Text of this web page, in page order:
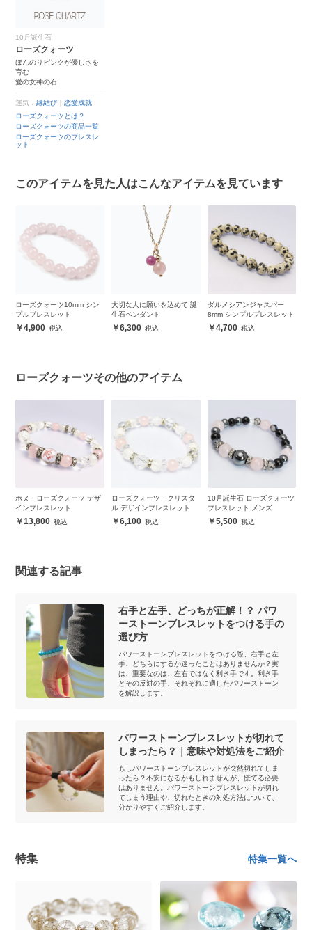
10月誕生石
ローズクォーツ
ほんのりピンクが優しさを
育む
愛の女神の石
運気：縁結び ｜恋愛成就
ローズクォーツとは？
ローズクォーツの商品一覧
ローズクォーツのブレスレ
ット
このアイテムを見た人はこんなアイテムを見ています
ォーツ10mm シン
スレット
大切な人に願いを込めて 誕
生石ペンダント
ダルメシアンジャスパー
8mm シンプルブレスレット
ピンクオパー
プルブレスレ
ローズクォーツその他のアイテム
ヌ・ローズクォーツ デザ
ンブレスレット
13,800
ローズクォーツ・クリスタ
ル デザインブレスレット
6,100
10月誕生石 ローズクォーツ
ブレスレット メンズ
5,500
【winQ
関連する記事
右手と左手、どっちが正解！？ パワ
ーストーンブレスレットをつける手の
選び方
パワーストーンブレスレットをつける際、右手と左
手、どちらにするか迷ったことはありませんか？実
は、重要なのは、左右ではなく利き手です。利き手
とその反対の手、それぞれに適したパワーストーン
を解説します。
パワーストーンブレスレットが切れて
しまったら？｜意味や対処法をご紹介
もしパワーストーンブレスレットが突然切れてしま
ったら？不安になるかもしれませんが、慌てる必要
はありません。パワーストーンブレスレットが切れ
てしまう理由や、切れたときの対処方法について、
分かりやすくご紹介します。
特集 特集一覧へ